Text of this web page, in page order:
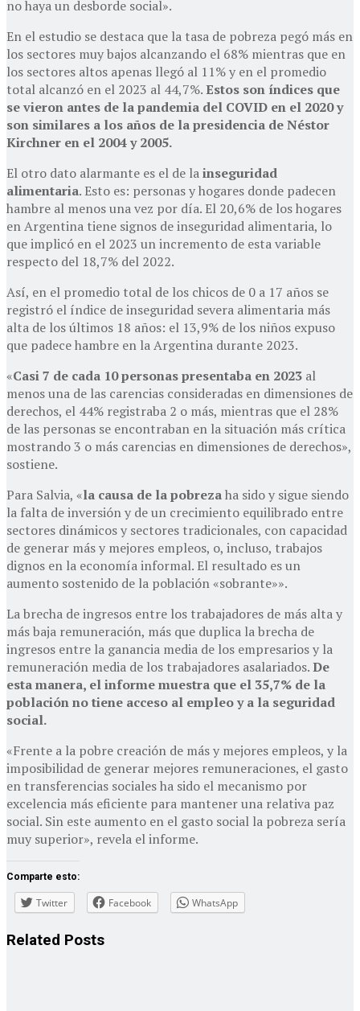
no haya un desborde social».
En el estudio se destaca que la tasa de pobreza pegó más en
los sectores muy bajos alcanzando el 68% mientras que en
los sectores altos apenas llegó al 11% y en el promedio
total alcanzó en el 2023 al 44,7%.Estos son índices que
se vieron antes de la pandemia del COVID en el 2020 y
son similares a los años de la presidencia de Néstor
Kirchner en el 2004 y 2005.
El otro dato alarmante es el de lainseguridad
alimentaria. Esto es: personas y hogares donde padecen
hambre al menos una vez por día. El 20,6% de los hogares
en Argentina tiene signos de inseguridad alimentaria, lo
que implicó en el 2023 un incremento de esta variable
respecto del 18,7% del 2022.
Así, en el promedio total de los chicos de 0 a 17 años se
registró el índice de inseguridad severa alimentaria más
alta de los últimos 18 años: el 13,9% de los niños expuso
que padece hambre en la Argentina durante 2023.
«Casi 7 de cada 10 personas presentaba en 2023 al
menos una de las carencias consideradas en dimensiones de
derechos, el 44% registraba 2 o más, mientras que el 28%
de las personas se encontraban en la situación más crítica
mostrando 3 o más carencias en dimensiones de derechos»,
sostiene.
Para Salvia, «la causa de la pobrezaha sido y sigue siendo
la falta de inversión y de un crecimiento equilibrado entre
sectores dinámicos y sectores tradicionales, con capacidad
de generar más y mejores empleos, o, incluso, trabajos
dignos en la economía informal. El resultado es un
aumento sostenido de la población «sobrante»».
La brecha de ingresos entre los trabajadores de más alta y
más baja remuneración, más que duplica la brecha de
ingresos entre la ganancia media de los empresarios y la
remuneración media de los trabajadores asalariados.De
esta manera, el informe muestra que el 35,7% de la
población no tiene acceso al empleo y a la seguridad
social.
«Frente a la pobre creación de más y mejores empleos, y la
imposibilidad de generar mejores remuneraciones, el gasto
en transferencias sociales ha sido el mecanismo por
excelencia más eficiente para mantener una relativa paz
social. Sin este aumento en el gasto social la pobreza sería
muy superior», revela el informe.
Comparte esto:
Twitter Facebook WhatsApp
Related Posts